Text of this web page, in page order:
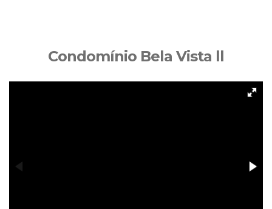
Condomínio Bela Vista ll